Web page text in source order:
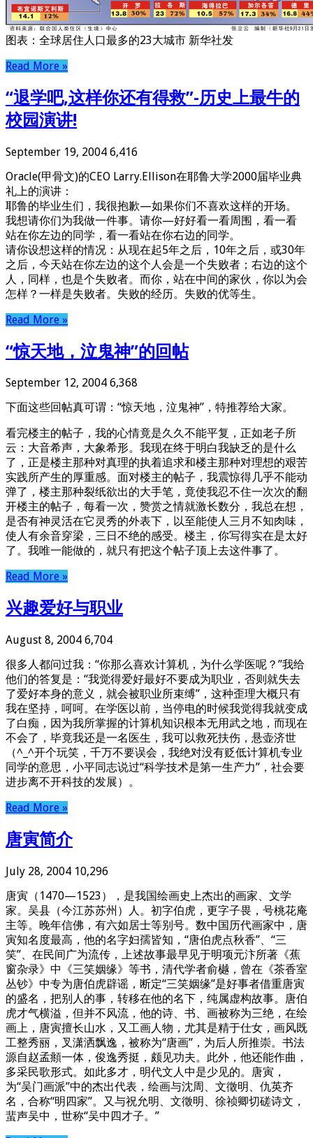
图表：全球居住人口最多的23大城市 新华社发
Read More »
“退学吧,这样你还有得救”-历史上最牛的
校园演讲!
September 19, 2004 6,416
Oracle(甲骨文)的CEO Larry.Ellison在耶鲁大学2000届毕业典
礼上的演讲：
耶鲁的毕业生们，我很抱歉—如果你们不喜欢这样的开场。
我想请你们为我做一件事。请你—好好看一看周围，看一看
站在你左边的同学，看一看站在你右边的同学。
请你设想这样的情况：从现在起5年之后，10年之后，或30年
之后，今天站在你左边的这个人会是一个失败者；右边的这个
人，同样，也是个失败者。而你，站在中间的家伙，你以为会
怎样？一样是失败者。失败的经历。失败的优等生。
Read More »
“惊天地，泣鬼神”的回帖
September 12, 2004 6,368
下面这些回帖真可谓：“惊天地，泣鬼神”，特推荐给大家。
看完楼主的帖子，我的心情竟是久久不能平复，正如老子所
云：大音希声，大象希形。我现在终于明白我缺乏的是什么
了，正是楼主那种对真理的执着追求和楼主那种对理想的艰苦
实践所产生的厚重感。面对楼主的帖子，我震惊得几乎不能动
弹了，楼主那种裂纸欲出的大手笔，竟使我忍不住一次次的翻
开楼主的帖子，每看一次，赞赏之情就激长数分，我总在想，
是否有神灵活在它灵秀的外表下，以至能使人三月不知肉味，
使人有余音穿梁，三日不绝的感受。楼主，你写得实在是太好
了。我唯一能做的，就只有把这个帖子顶上去这件事了。
Read More »
兴趣爱好与职业
August 8, 2004 6,704
很多人都问过我：“你那么喜欢计算机，为什么学医呢？”我给
他们的答复是：“我觉得爱好最好不要成为职业，否则就失去
了爱好本身的意义，就会被职业所束缚”，这种歪理大概只有
我在坚持，呵呵。在学医以前，当停电的时候我觉得我就变成
了白痴，因为我所掌握的计算机知识根本无用武之地，而现在
不会了，毕竟我还是一名医生，我可以救死扶伤，悬壶济世
（^_^开个玩笑，千万不要误会，我绝对没有贬低计算机专业
同学的意思，小平同志说过“科学技术是第一生产力”，社会要
进步离不开科技的发展）。
Read More »
唐寅简介
July 28, 2004 10,296
唐寅（1470—1523），是我国绘画史上杰出的画家、文学
家。吴县（今江苏苏州）人。初字伯虎，更字子畏，号桃花庵
主等。晚年信佛，有六如居士等别号。数中国历代画家中，唐
寅知名度最高，他的名字妇孺皆知，“唐伯虎点秋香”、“三
笑”、在民间广为流传，上述故事最早见于明项元汴所著《蕉
窗杂录》中《三笑姻缘》等书，清代学者俞樾，曾在《茶香室
丛钞》中专为唐伯虎辟谣，断定“三笑姻缘”是好事者借重唐寅
的盛名，把别人的事，转移在他的名下，纯属虚构故事。唐伯
虎才气横溢，但并不风流，他的诗、书、画被称为三绝，在绘
画上，唐寅擅长山水，又工画人物，尤其是精于仕女，画风既
工整秀丽，叉潇洒飘逸，被称为“唐画”，为后人所推崇。书法
源自赵孟頫一体，俊逸秀挺，颇见功夫。此外，他还能作曲，
多采民歌形式。如此多才，明代文人中是少见的。唐寅，
为“吴门画派”中的杰出代表，绘画与沈周、文徵明、仇英齐
名，合称“明四家”。又与祝允明、文徵明、徐祯卿切磋诗文，
蜚声吴中，世称“吴中四才子。”